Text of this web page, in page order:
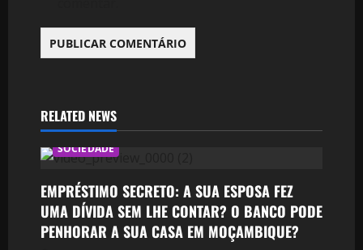
RELATED NEWS
SOCIEDADE
EMPRÉSTIMO SECRETO: A SUA ESPOSA FEZ
UMA DÍVIDA SEM LHE CONTAR? O BANCO PODE
PENHORAR A SUA CASA EM MOÇAMBIQUE?